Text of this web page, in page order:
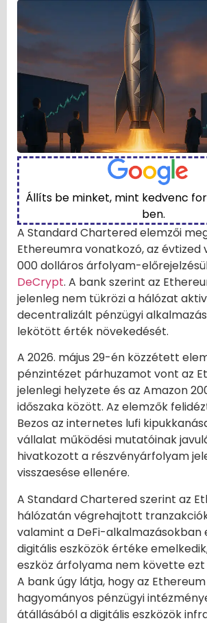
Állíts be minket, mint kedvenc
ben.
A Standard Chartered elemzői
Ethereumra vonatkozó, az évtized
000 dolláros árfolyam-
DeCrypt. A bank szerint az
jelenleg nem tükrözi a hálózat
decentralizált pénzügyi
lekötött érték növekedését.
A 2026. május 29-én közzétett
pénzintézet párhuzamot vont az
jelenlegi helyzete és az Amazon
időszaka között. Az elemzők
Bezos az internetes lufi
vállalat működési mutatóinak
hivatkozott a részvényárfolyam
visszaesése ellenére.
A Standard Chartered szerint az
hálózatán végrehajtott
valamint a DeFi-alkalmazásokban
digitális eszközök értéke
eszköz árfolyama nem követte
A bank úgy látja, hogy az
hagyományos pénzügyi
átállásából a digitális eszközök